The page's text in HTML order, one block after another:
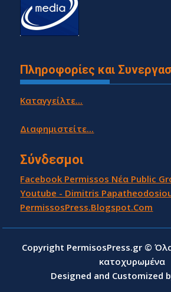
Πληροφορίες και
Καταγγείλτε...
Διαφημιστείτε...
Σύνδεσμοι
Facebook Permissos Νέα Public
Youtube - Dimitris
PermissosPress.Blogspot.Com
Copyright PermisosPress.gr ©
κατοχυρωμένα
Designed and Customized